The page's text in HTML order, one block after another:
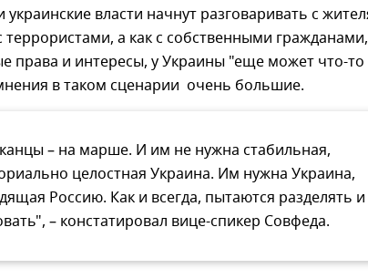
власти начнут разговаривать с
террористами, а как с собственными гражданами,
права и интересы, у Украины "еще может что-то
в таком сценарии очень большие.
– на марше. И им не нужна стабильная,
целостная Украина. Им нужна Украина,
Россию. Как и всегда, пытаются разделять и
– констатировал вице-спикер Совфеда.